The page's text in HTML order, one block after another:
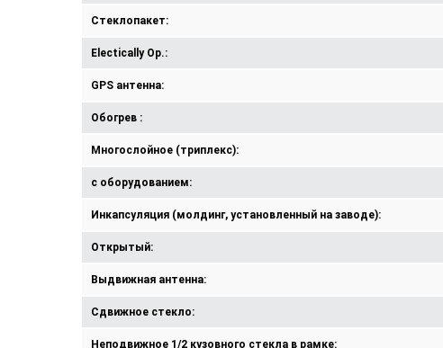
Стеклопакет:
Electically Op.:
GPS антенна:
Обогрев :
Многослойное (триплекс):
с оборудованием:
Инкапсуляция (молдинг, установленный на заводе):
Открытый:
Выдвижная антенна:
Сдвижное стекло:
Неподвижное 1/2 кузовного стекла в рамке: